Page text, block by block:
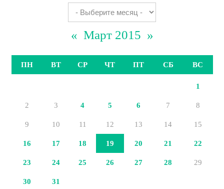
« Март 2015 »
ПН ВТ СР ЧТ ПТ СБ ВС
1
2 3 4 5 6 7 8
9 10 11 12 13 14 15
16 17 18 19 20 21 22
23 24 25 26 27 28 29
30 31